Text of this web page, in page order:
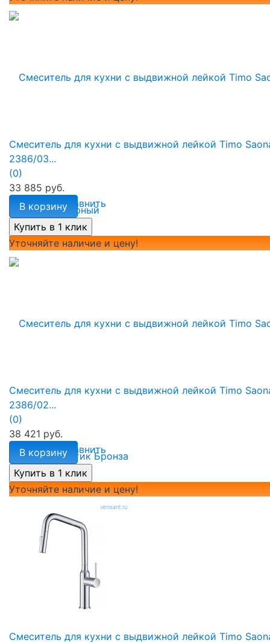
избранное сравнить
Смеситель для кухни с выдвижной лейкой Timo
2386/03...
(0)
33 885 руб.
В корзину
Уточняйте наличие и цену!
избранное сравнить
Смеситель для кухни с выдвижной лейкой Timo
2386/02...
(0)
38 421 руб.
В корзину
Уточняйте наличие и цену!
Смеситель для кухни с выдвижной лейкой Timo